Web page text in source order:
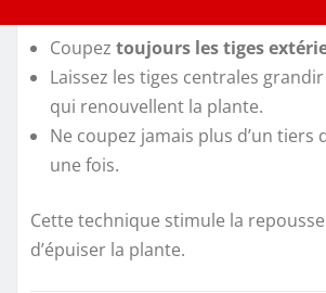
Coupez toujours les tiges
Laissez les tiges centrales
qui renouvellent la plante.
Ne coupez jamais plus d’un tiers
une fois.
Cette technique stimule la
d’épuiser la plante.